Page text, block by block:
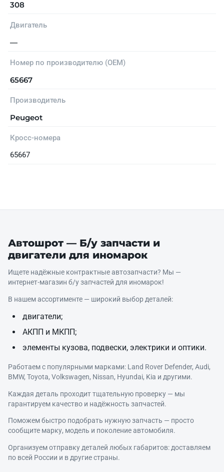
308
Двигатель
—
Номер по производителю (OEM)
65667
Производитель
Peugeot
Кросс-номера
65667
Автошрот — Б/у запчасти и
двигатели для иномарок
Ищете надёжные контрактные автозапчасти? Мы —
интернет‑магазин б/у запчастей для иномарок!
В нашем ассортименте — широкий выбор деталей:
двигатели;
АКПП и МКПП;
элементы кузова, подвески, электрики и оптики.
Работаем с популярными марками: Land Rover Defender, Audi,
BMW, Toyota, Volkswagen, Nissan, Hyundai, Kia и другими.
Каждая деталь проходит тщательную проверку — мы
гарантируем качество и надёжность запчастей.
Поможем быстро подобрать нужную запчасть — просто
сообщите марку, модель и поколение автомобиля.
Организуем отправку деталей любых габаритов: доставляем
по всей России и в другие страны.